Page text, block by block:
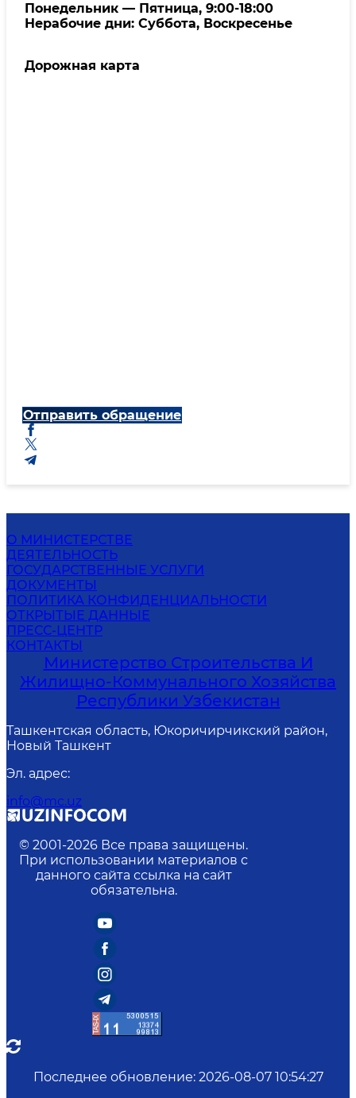
Понедельник — Пятница, 9:00-18:00
Нерабочие дни: Суббота, Воскресенье
Дорожная карта
Отправить обращение
О МИНИСТЕРСТВЕ
ДЕЯТЕЛЬНОСТЬ
ГОСУДАРСТВЕННЫЕ УСЛУГИ
ДОКУМЕНТЫ
ПОЛИТИКА КОНФИДЕНЦИАЛЬНОСТИ
ОТКРЫТЫЕ ДАННЫЕ
ПРЕСС-ЦЕНТР
КОНТАКТЫ
Министерство Строительства И
Жилищно-Коммунального Хозяйства
Республики Узбекистан
Ташкентская область, Юкоричирчикский район,
Новый Ташкент
Эл. адрес:
info@mc.uz
© 2001-2026 Все права защищены.
При использовании материалов с
данного сайта ссылка на сайт
обязательна.
Последнее обновление: 2026-08-07 10:54:27